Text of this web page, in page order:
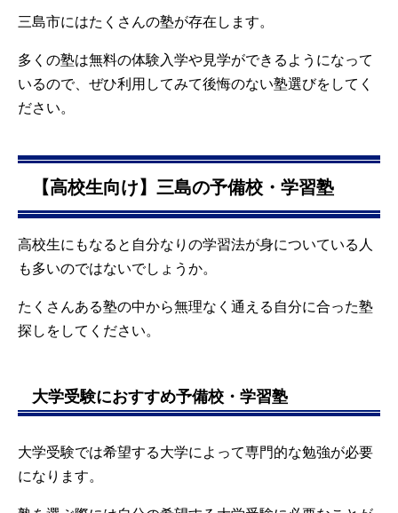
三島市にはたくさんの塾が存在します。
多くの塾は無料の体験入学や見学ができるようになって
いるので、ぜひ利用してみて後悔のない塾選びをしてく
ださい。
【高校生向け】三島の予備校・学習塾
高校生にもなると自分なりの学習法が身についている人
も多いのではないでしょうか。
たくさんある塾の中から無理なく通える自分に合った塾
探しをしてください。
大学受験におすすめ予備校・学習塾
大学受験では希望する大学によって専門的な勉強が必要
になります。